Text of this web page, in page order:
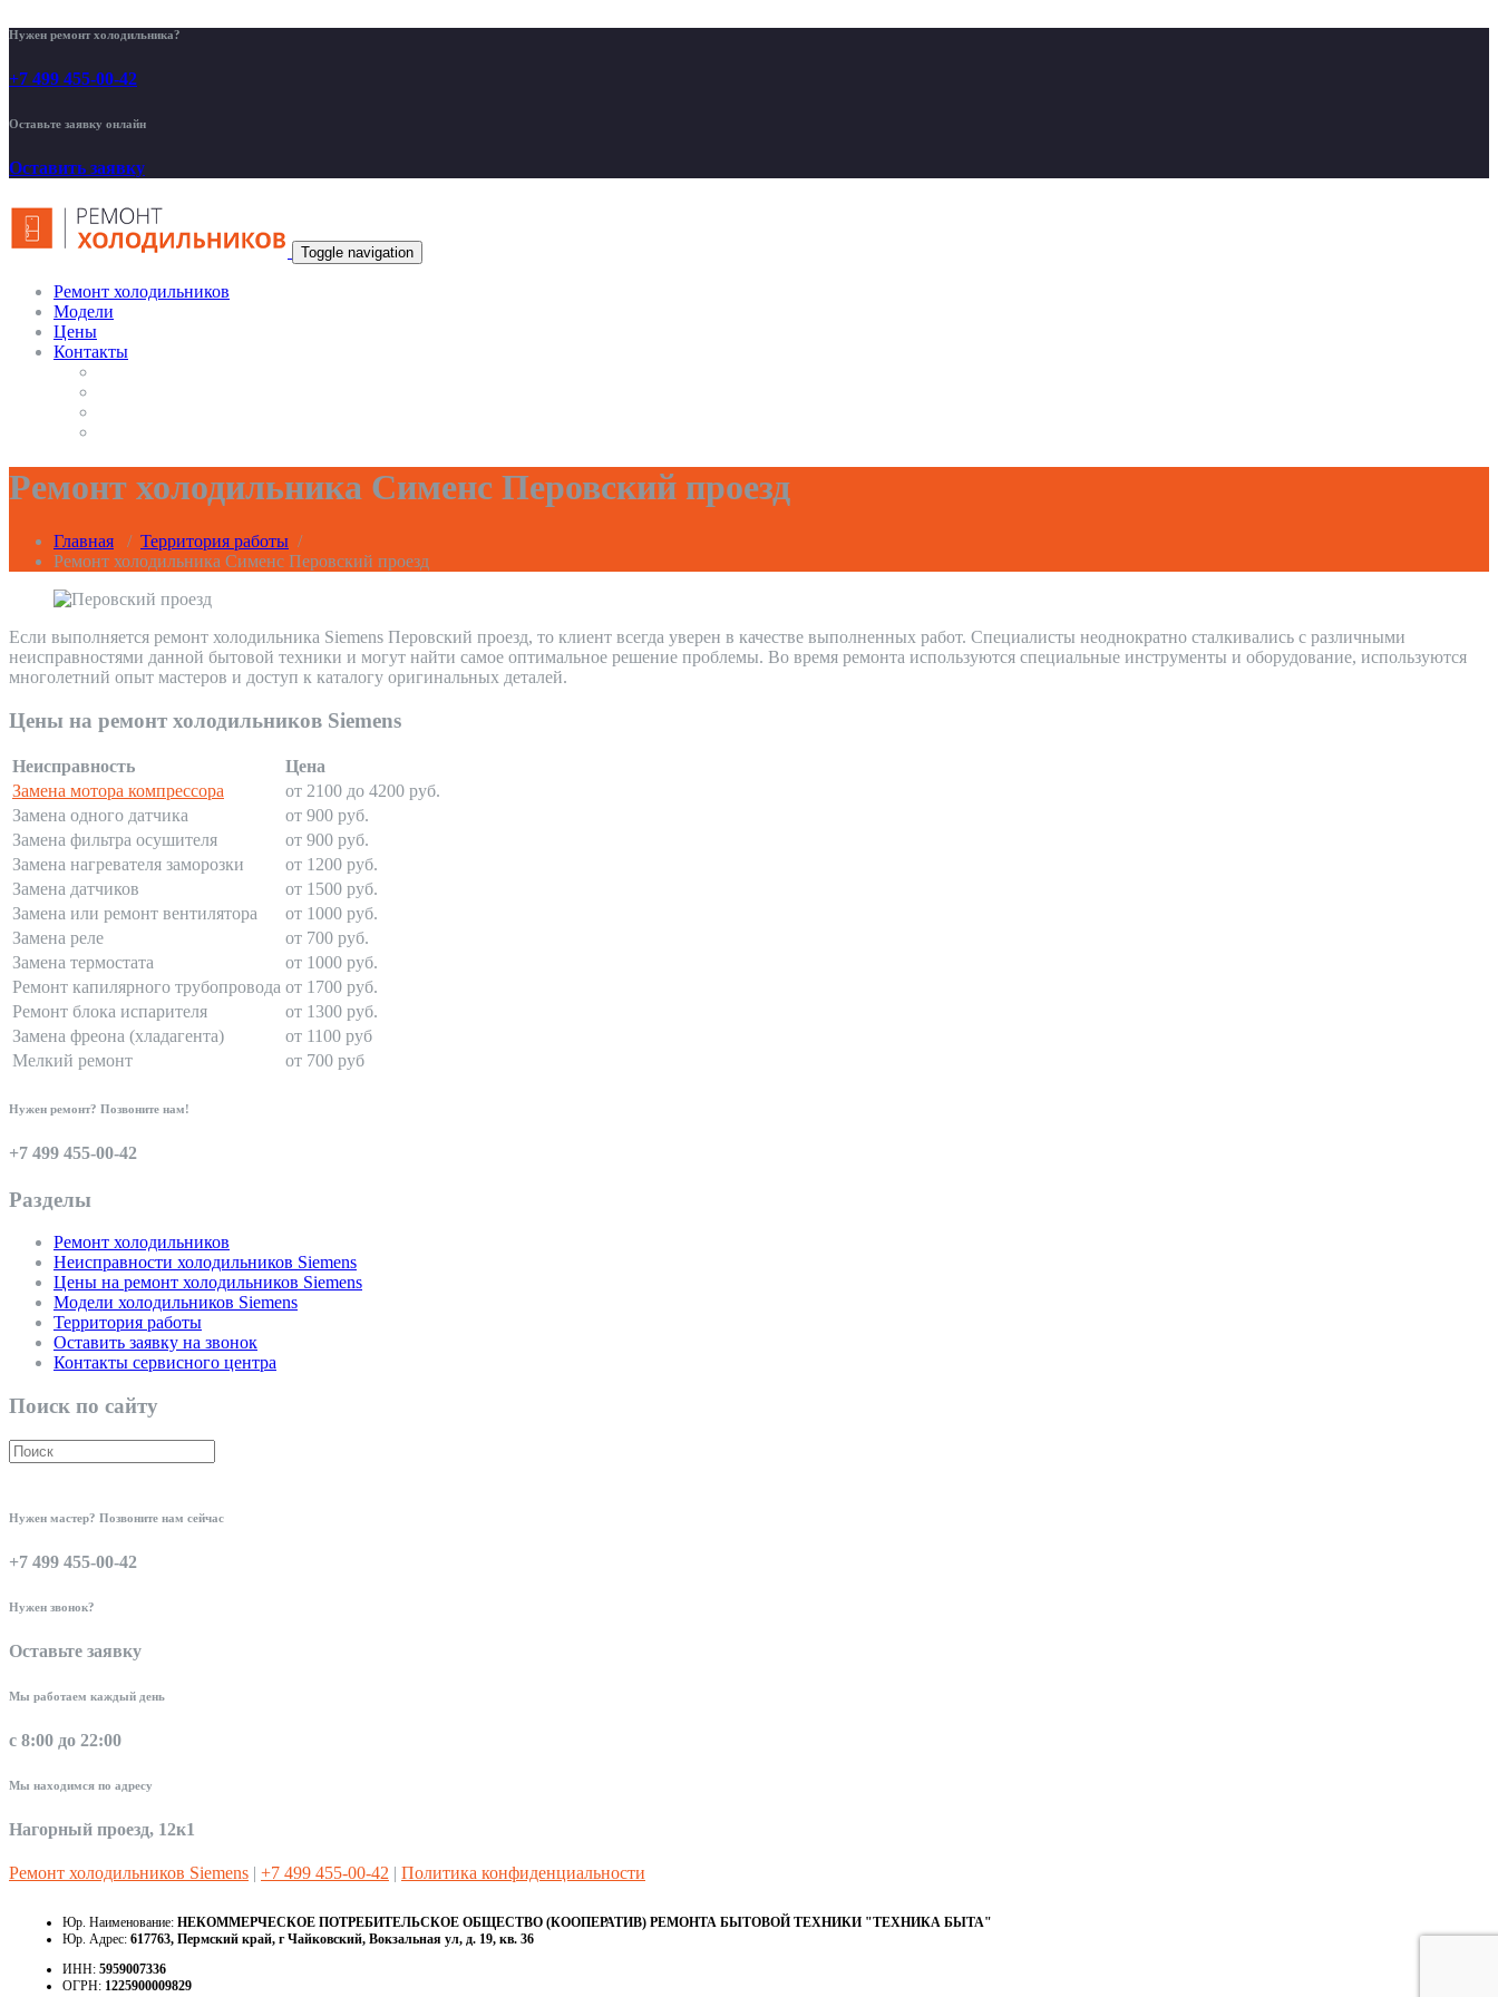
Нужен ремонт холодильника?
+7 499 455-00-42
Оставьте заявку онлайн
Оставить заявку
Toggle navigation
Ремонт холодильников
Модели
Цены
Контакты
Ремонт холодильника Сименс Перовский проезд
Главная / Территория работы /
Ремонт холодильника Сименс Перовский проезд
Если выполняется ремонт холодильника Siemens Перовский проезд, то клиент всегда уверен в качестве выполненных работ. Специалисты неоднократно сталкивались с различными
неисправностями данной бытовой техники и могут найти самое оптимальное решение проблемы. Во время ремонта используются специальные инструменты и оборудование, используются
многолетний опыт мастеров и доступ к каталогу оригинальных деталей.
Цены на ремонт холодильников Siemens
Неисправность
Цена
Замена мотора компрессора
от 2100 до 4200 руб.
Замена одного датчика
от 900 руб.
Замена фильтра осушителя
от 900 руб.
Замена нагревателя заморозки
от 1200 руб.
Замена датчиков
от 1500 руб.
Замена или ремонт вентилятора
от 1000 руб.
Замена реле
от 700 руб.
Замена термостата
от 1000 руб.
Ремонт капилярного трубопровода от 1700 руб.
Ремонт блока испарителя
от 1300 руб.
Замена фреона (хладагента)
от 1100 руб
Мелкий ремонт
от 700 руб
Нужен ремонт? Позвоните нам!
+7 499 455-00-42
Разделы
Ремонт холодильников
Неисправности холодильников Siemens
Цены на ремонт холодильников Siemens
Модели холодильников Siemens
Территория работы
Оставить заявку на звонок
Контакты сервисного центра
Поиск по сайту
Нужен мастер? Позвоните нам сейчас
+7 499 455-00-42
Нужен звонок?
Оставьте заявку
Мы работаем каждый день
с 8:00 до 22:00
Мы находимся по адресу
Нагорный проезд, 12к1
Ремонт холодильников Siemens | +7 499 455-00-42 | Политика конфиденциальности
Юр. Наименование: НЕКОММЕРЧЕСКОЕ ПОТРЕБИТЕЛЬСКОЕ ОБЩЕСТВО (КООПЕРАТИВ) РЕМОНТА БЫТОВОЙ ТЕХНИКИ "ТЕХНИКА БЫТА"
Юр. Адрес: 617763, Пермский край, г Чайковский, Вокзальная ул, д. 19, кв. 36
ИНН: 5959007336
ОГРН: 1225900009829